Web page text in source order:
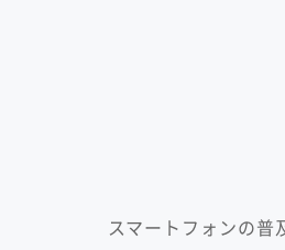
スマートフォンの普